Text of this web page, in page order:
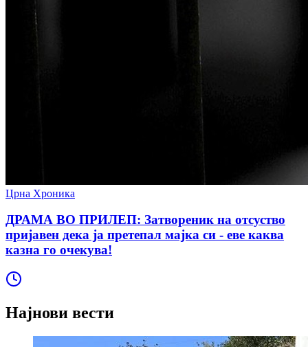
Црна Хроника
ДРАМА ВО ПРИЛЕП: Затвореник на отсуство
пријавен дека ја претепал мајка си - еве каква
казна го очекува!
Најнови вести